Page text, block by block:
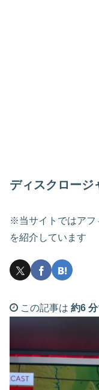
ディスクロージ
※当サイトではアフ
を紹介しています
この記事は 約6 分